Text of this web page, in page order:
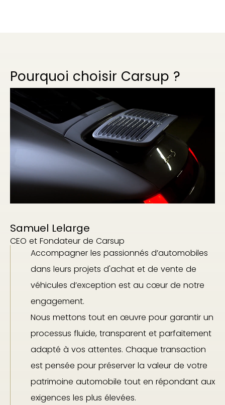
Pourquoi choisir Carsup ?
Samuel Lelarge
CEO et Fondateur de Carsup
Accompagner les passionnés d’automobiles
dans leurs projets d'achat et de vente de
véhicules d’exception est au cœur de notre
engagement.
Nous mettons tout en œuvre pour garantir un
processus fluide, transparent et parfaitement
adapté à vos attentes. Chaque transaction
est pensée pour préserver la valeur de votre
patrimoine automobile tout en répondant aux
exigences les plus élevées.